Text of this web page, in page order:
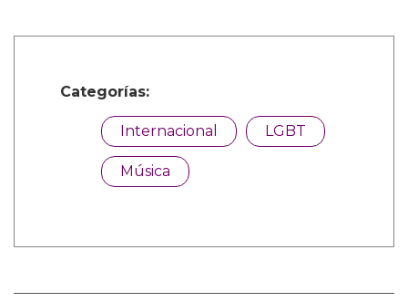
Categorías:
Internacional LGBT
Música